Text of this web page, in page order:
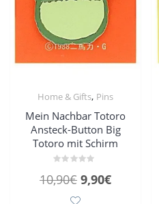
Home & Gifts, Pins
Mein Nachbar Totoro
Ansteck-Button Big
Totoro mit Schirm
mit
0
10,90€ Ursprünglicher
Preis
9,90€Aktueller